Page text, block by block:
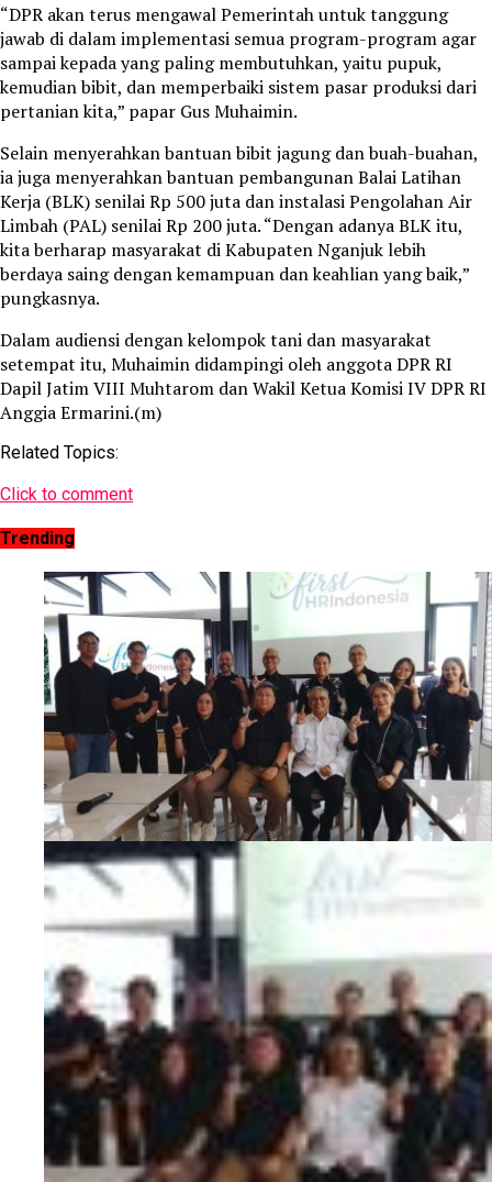
“DPR akan terus mengawal Pemerintah untuk tanggung
jawab di dalam implementasi semua program-program agar
sampai kepada yang paling membutuhkan, yaitu pupuk,
kemudian bibit, dan memperbaiki sistem pasar produksi dari
pertanian kita,” papar Gus Muhaimin.
Selain menyerahkan bantuan bibit jagung dan buah-buahan,
ia juga menyerahkan bantuan pembangunan Balai Latihan
Kerja (BLK) senilai Rp 500 juta dan instalasi Pengolahan Air
Limbah (PAL) senilai Rp 200 juta. “Dengan adanya BLK itu,
kita berharap masyarakat di Kabupaten Nganjuk lebih
berdaya saing dengan kemampuan dan keahlian yang baik,”
pungkasnya.
Dalam audiensi dengan kelompok tani dan masyarakat
setempat itu, Muhaimin didampingi oleh anggota DPR RI
Dapil Jatim VIII Muhtarom dan Wakil Ketua Komisi IV DPR RI
Anggia Ermarini.(m)
Related Topics:
Click to comment
Trending